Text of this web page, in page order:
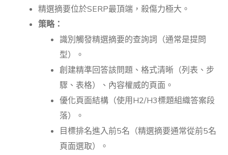
精選摘要位於SERP最頂端，殺傷力極大。
策略：
識別觸發精選摘要的查詢詞（通常是提問
型）。
創建精準回答該問題、格式清晰（列表、步
驟、表格）、內容權威的頁面。
優化頁面結構（使用H2/H3標題組織答案段
落）。
目標排名進入前5名（精選摘要通常從前5名
頁面選取）。